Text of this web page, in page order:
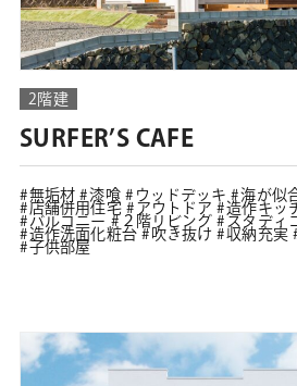
2階建
SURFER’S CAFE
無垢材 漆喰 ウッドデッキ 海が似
店舗併用住宅
アウトドア 造作キッ
バルコニー
２階リビング
スタディ
造作洗面化粧台
吹き抜け 収納充実
子供部屋